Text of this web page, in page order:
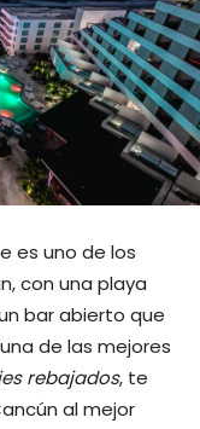
es uno de los
con una playa
bar abierto que
de las mejores
rebajados, te
al mejor